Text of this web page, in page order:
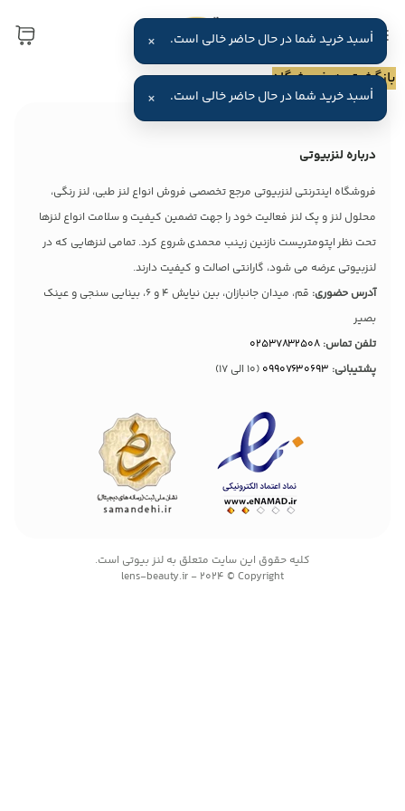
بازگشت به فروشگاه
درباره لنزبیوتی
فروشگاه اینترنتی لنزبیوتی مرجع تخصصی فروش انواع لنز طبی، لنز رنگی،
محلول لنز و پک لنز فعالیت خود را جهت تضمین کیفیت و سلامت انواع لنزها
تحت نظر اپتومتریست نازنین زینب محمدی شروع کرد. تمامی لنزهایی که در
لنزبیوتی عرضه می شود، گارانتی اصالت و کیفیت دارند.
آدرس حضوری:
قم، میدان جانبازان، بین نیایش 4 و 6، بینایی سنجی و عینک
بصیر
تلفن تماس: 02537832508
پشتیبانی: 09907630693 (10 الی 17)
کليه حقوق اين سايت متعلق به لنز بیوتی است.
lens-beauty.ir - 2024 © Copyright
ℹسبد خرید شما در حال حاضر خالی است. ×
ℹسبد خرید شما در حال حاضر خالی است. ×